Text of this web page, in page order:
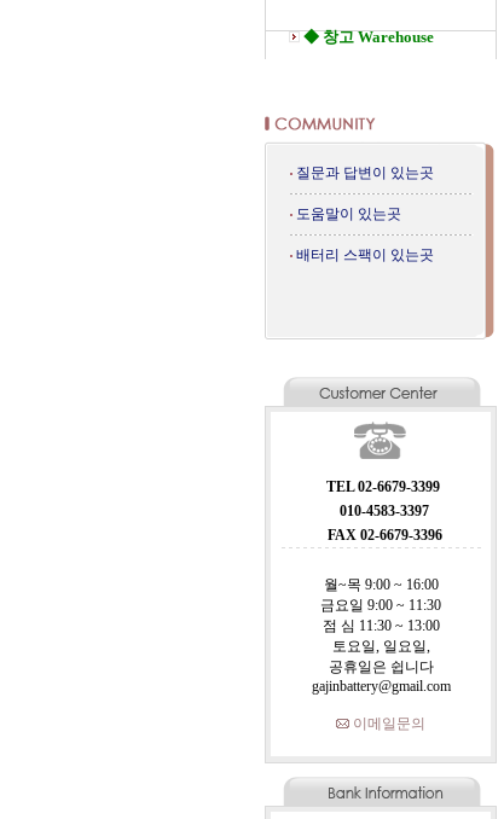
◆ 창고 Warehouse
질문과 답변이 있는곳
도움말이 있는곳
배터리 스팩이 있는곳
TEL 02-6679-3399
010-4583-3397
FAX 02-6679-3396
월~목 9:00 ~ 16:00
금요일 9:00 ~ 11:30
점 심 11:30 ~ 13:00
토요일, 일요일,
공휴일은 쉽니다
gajinbattery@gmail.com
이메일문의